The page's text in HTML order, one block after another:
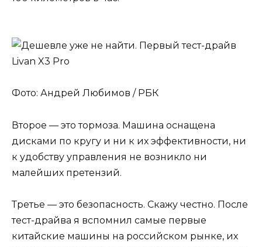
Фото: Андрей Любимов / РБК
Второе — это тормоза. Машина оснащена
дисками по кругу и ни к их эффективности, ни
к удобству управления не возникло ни
малейших претензий.
Третье — это безопасность. Скажу честно. После
тест-драйва я вспомнил самые первые
китайские машины на российском рынке, их